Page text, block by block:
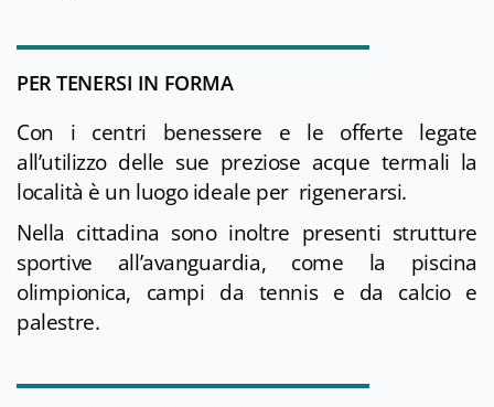
PER TENERSI IN FORMA
Con i centri benessere e le offerte legate
all’utilizzo delle sue preziose acque termali la
località è un luogo ideale per rigenerarsi.
Nella cittadina sono inoltre presenti strutture
sportive all’avanguardia, come la piscina
olimpionica, campi da tennis e da calcio e
palestre.